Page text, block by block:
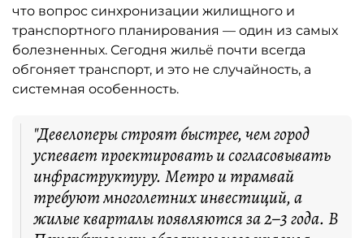
что вопрос синхронизации жилищного и
транспортного планирования — один из самых
болезненных. Сегодня жильё почти всегда
обгоняет транспорт, и это не случайность, а
системная особенность.
"Девелоперы строят быстрее, чем город
успевает проектировать и согласовывать
инфраструктуру. Метро и трамвай
требуют многолетних инвестиций, а
жилые кварталы появляются за 2–3 года. В